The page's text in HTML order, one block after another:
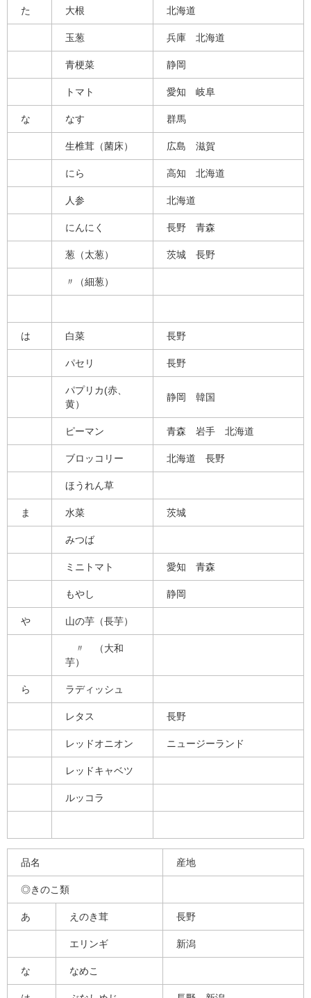
た 大根 北海道
玉葱 兵庫 北海道
青梗菜 静岡
トマト 愛知 岐阜
な なす 群馬
生椎茸（菌床） 広島 滋賀
にら 高知 北海道
人参 北海道
にんにく 長野 青森
葱（太葱） 茨城 長野
〃（細葱）
は 白菜 長野
パセリ 長野
パプリカ(赤、
黄）
静岡 韓国
ピーマン 青森 岩手 北海道
ブロッコリー 北海道 長野
ほうれん草
ま 水菜 茨城
みつば
ミニトマト 愛知 青森
もやし 静岡
や 山の芋（長芋）
〃 （大和
芋）
ら ラディッシュ
レタス 長野
レッドオニオン ニュージーランド
レッドキャベツ
ルッコラ
品名 産地
◎きのこ類
あ えのき茸 長野
エリンギ 新潟
な なめこ